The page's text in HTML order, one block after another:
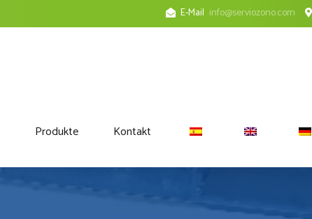
E-Mail info@serviozono.com
Produkte Kontakt